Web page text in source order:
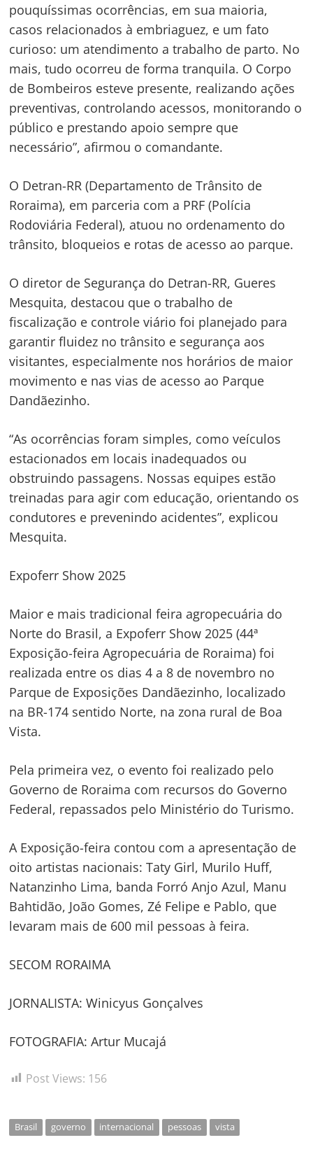
pouquíssimas ocorrências, em sua maioria,
casos relacionados à embriaguez, e um fato
curioso: um atendimento a trabalho de parto. No
mais, tudo ocorreu de forma tranquila. O Corpo
de Bombeiros esteve presente, realizando ações
preventivas, controlando acessos, monitorando o
público e prestando apoio sempre que
necessário”, afirmou o comandante.
O Detran-RR (Departamento de Trânsito de
Roraima), em parceria com a PRF (Polícia
Rodoviária Federal), atuou no ordenamento do
trânsito, bloqueios e rotas de acesso ao parque.
O diretor de Segurança do Detran-RR, Gueres
Mesquita, destacou que o trabalho de
fiscalização e controle viário foi planejado para
garantir fluidez no trânsito e segurança aos
visitantes, especialmente nos horários de maior
movimento e nas vias de acesso ao Parque
Dandãezinho.
“As ocorrências foram simples, como veículos
estacionados em locais inadequados ou
obstruindo passagens. Nossas equipes estão
treinadas para agir com educação, orientando os
condutores e prevenindo acidentes”, explicou
Mesquita.
Expoferr Show 2025
Maior e mais tradicional feira agropecuária do
Norte do Brasil, a Expoferr Show 2025 (44ª
Exposição-feira Agropecuária de Roraima) foi
realizada entre os dias 4 a 8 de novembro no
Parque de Exposições Dandãezinho, localizado
na BR-174 sentido Norte, na zona rural de Boa
Vista.
Pela primeira vez, o evento foi realizado pelo
Governo de Roraima com recursos do Governo
Federal, repassados pelo Ministério do Turismo.
A Exposição-feira contou com a apresentação de
oito artistas nacionais: Taty Girl, Murilo Huff,
Natanzinho Lima, banda Forró Anjo Azul, Manu
Bahtidão, João Gomes, Zé Felipe e Pablo, que
levaram mais de 600 mil pessoas à feira.
SECOM RORAIMA
JORNALISTA: Winicyus Gonçalves
FOTOGRAFIA: Artur Mucajá
Post Views: 156
Brasil governo internacional pessoas vista